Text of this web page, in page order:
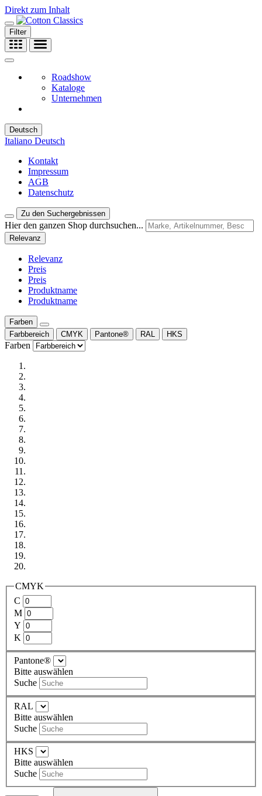
Direkt zum Inhalt
Filter
Roadshow
Kataloge
Unternehmen
Deutsch
Italiano Deutsch
Kontakt
Impressum
AGB
Datenschutz
Zu den Suchergebnissen
Hier den ganzen Shop durchsuchen...
Relevanz
Relevanz
Preis
Preis
Produktname
Produktname
Farben
Farbbereich
CMYK Pantone® RAL HKS
Farben
CMYK
C
M
Y
K
Pantone®
Bitte auswählen
Suche
RAL
Bitte auswählen
Suche
HKS
Bitte auswählen
Suche